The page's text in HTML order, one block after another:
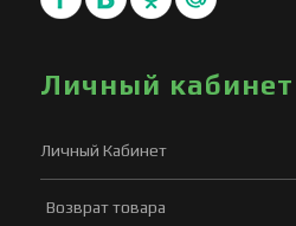
Личный кабинет
Личный Кабинет
Возврат товара